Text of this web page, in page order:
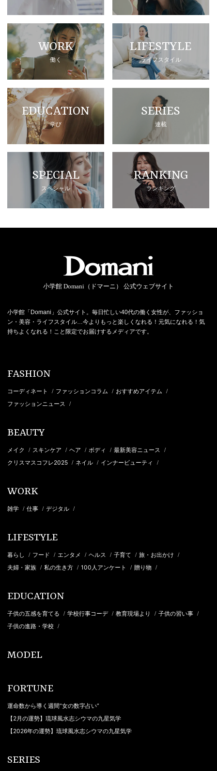
WORK
働く
LIFESTYLE
ライフスタイル
EDUCATION
学び
SERIES
連載
SPECIAL
スペシャル
RANKING
ランキング
小学館 Domani（ドマーニ） 公式ウェブサイト
小学館「Domani」公式サイト。毎日忙しい40代の働く女性が、ファッショ
ン・美容・ライフスタイル…今よりもっと楽しくなれる！元気になれる！気
持ちよくなれる！こと限定でお届けするメディアです。
FASHION
コーディネート / ファッションコラム / おすすめアイテム /
ファッションニュース /
BEAUTY
メイク / スキンケア / ヘア / ボディ / 最新美容ニュース /
クリスマスコフレ2025 / ネイル / インナービューティ /
WORK
雑学 / 仕事 / デジタル /
LIFESTYLE
暮らし / フード / エンタメ / ヘルス / 子育て / 旅・お出かけ /
夫婦・家族 / 私の生き方 / 100人アンケート / 贈り物 /
EDUCATION
子供の五感を育てる / 学校行事コーデ / 教育現場より / 子供の習い事 /
子供の進路・学校 /
MODEL
FORTUNE
運命数から導く週間“女の数字占い”
【2月の運勢】琉球風水志シウマの九星気学
【2026年の運勢】琉球風水志シウマの九星気学
SERIES